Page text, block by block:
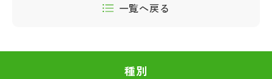
一覧へ戻る
種別